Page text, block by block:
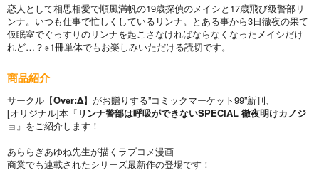
恋人として相思相愛で順風満帆の19歳探偵のメイシと17歳飛び級警部リ
ンナ。いつも仕事で忙しくしているリンナ。とある事から3日徹夜の果て
仮眠室でぐっすりのリンナを起こさなければならなくなったメイシだけ
れど…？※1冊単体でもお楽しみいただける読切です。
商品紹介
サークル【Over:Δ】がお贈りする”コミックマーケット99”新刊、
[オリジナル]本『 リンナ警部は呼吸ができないSPECIAL 徹夜明けカノジ
ョ 』をご紹介します！
あららぎあゆね先生が描くラブコメ漫画
商業でも連載されたシリーズ最新作の登場です！